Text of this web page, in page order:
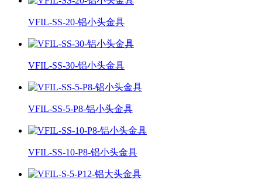
VFIL-SS-20-铝小头金具
VFIL-SS-30-铝小头金具
VFIL-SS-5-P8-铝小头金具
VFIL-SS-10-P8-铝小头金具